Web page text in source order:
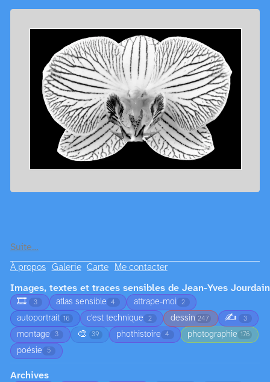
Suite…
À propos Galerie Carte Me contacter
Images, textes et traces sensibles de Jean-Yves Jourdain
🎞️
3 atlas sensible 4 attrape-moi 2
autoportrait 16 c'est technique 2 dessin 247 ✍️ 3
montage 3 🎨 39 phothistoire 4 photographie 176
poésie 5
Archives